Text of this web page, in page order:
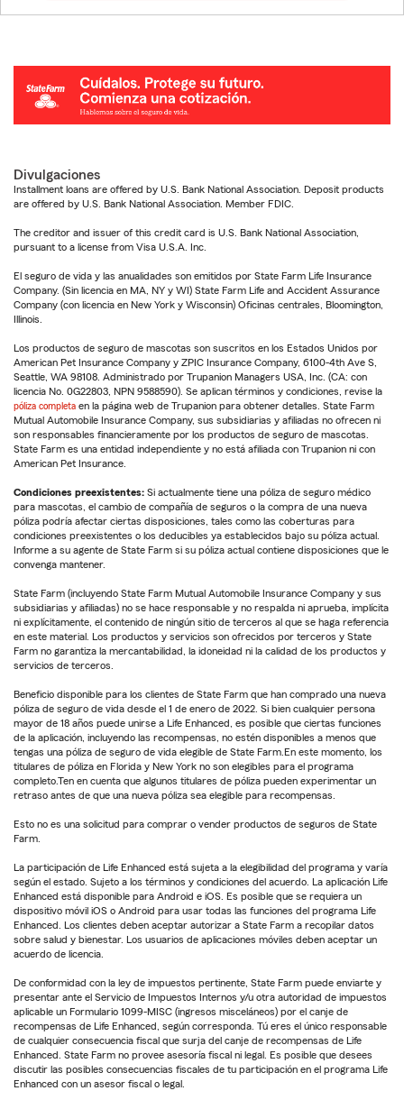
Divulgaciones
Installment loans are offered by U.S. Bank National Association. Deposit products
are offered by U.S. Bank National Association. Member FDIC.
The creditor and issuer of this credit card is U.S. Bank National Association,
pursuant to a license from Visa U.S.A. Inc.
El seguro de vida y las anualidades son emitidos por State Farm Life Insurance
Company. (Sin licencia en MA, NY y WI) State Farm Life and Accident Assurance
Company (con licencia en New York y Wisconsin) Oficinas centrales, Bloomington,
Illinois.
Los productos de seguro de mascotas son suscritos en los Estados Unidos por
American Pet Insurance Company y ZPIC Insurance Company, 6100-4th Ave S,
Seattle, WA 98108. Administrado por Trupanion Managers USA, Inc. (CA: con
licencia No. 0G22803, NPN 9588590). Se aplican términos y condiciones, revise la
póliza completa en la página web de Trupanion para obtener detalles. State Farm
Mutual Automobile Insurance Company, sus subsidiarias y afiliadas no ofrecen ni
son responsables financieramente por los productos de seguro de mascotas.
State Farm es una entidad independiente y no está afiliada con Trupanion ni con
American Pet Insurance.
Condiciones preexistentes: Si actualmente tiene una póliza de seguro médico
para mascotas, el cambio de compañía de seguros o la compra de una nueva
póliza podría afectar ciertas disposiciones, tales como las coberturas para
condiciones preexistentes o los deducibles ya establecidos bajo su póliza actual.
Informe a su agente de State Farm si su póliza actual contiene disposiciones que le
convenga mantener.
State Farm (incluyendo State Farm Mutual Automobile Insurance Company y sus
subsidiarias y afiliadas) no se hace responsable y no respalda ni aprueba, implícita
ni explícitamente, el contenido de ningún sitio de terceros al que se haga referencia
en este material. Los productos y servicios son ofrecidos por terceros y State
Farm no garantiza la mercantabilidad, la idoneidad ni la calidad de los productos y
servicios de terceros.
Beneficio disponible para los clientes de State Farm que han comprado una nueva
póliza de seguro de vida desde el 1 de enero de 2022. Si bien cualquier persona
mayor de 18 años puede unirse a Life Enhanced, es posible que ciertas funciones
de la aplicación, incluyendo las recompensas, no estén disponibles a menos que
tengas una póliza de seguro de vida elegible de State Farm.En este momento, los
titulares de póliza en Florida y New York no son elegibles para el programa
completo.Ten en cuenta que algunos titulares de póliza pueden experimentar un
retraso antes de que una nueva póliza sea elegible para recompensas.
Esto no es una solicitud para comprar o vender productos de seguros de State
Farm.
La participación de Life Enhanced está sujeta a la elegibilidad del programa y varía
según el estado. Sujeto a los términos y condiciones del acuerdo. La aplicación Life
Enhanced está disponible para Android e iOS. Es posible que se requiera un
dispositivo móvil iOS o Android para usar todas las funciones del programa Life
Enhanced. Los clientes deben aceptar autorizar a State Farm a recopilar datos
sobre salud y bienestar. Los usuarios de aplicaciones móviles deben aceptar un
acuerdo de licencia.
De conformidad con la ley de impuestos pertinente, State Farm puede enviarte y
presentar ante el Servicio de Impuestos Internos y/u otra autoridad de impuestos
aplicable un Formulario 1099-MISC (ingresos misceláneos) por el canje de
recompensas de Life Enhanced, según corresponda. Tú eres el único responsable
de cualquier consecuencia fiscal que surja del canje de recompensas de Life
Enhanced. State Farm no provee asesoría fiscal ni legal. Es posible que desees
discutir las posibles consecuencias fiscales de tu participación en el programa Life
Enhanced con un asesor fiscal o legal.